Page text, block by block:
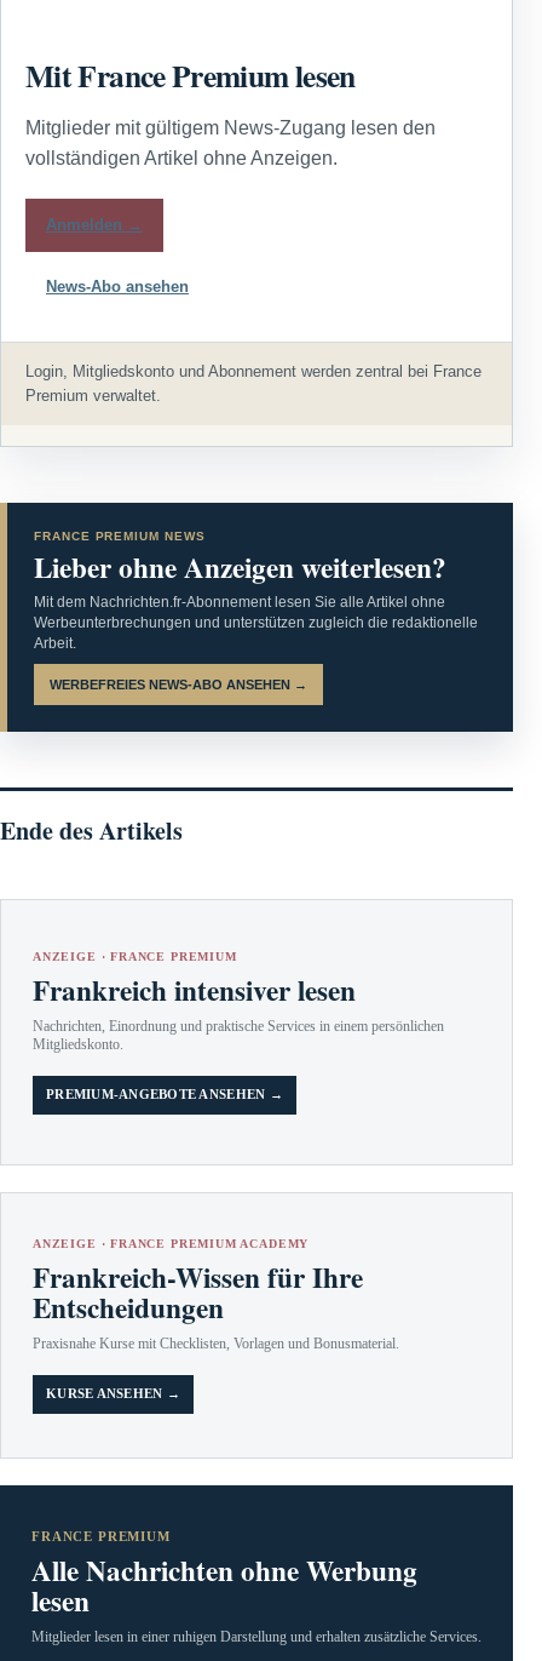
Mit France Premium lesen
Mitglieder mit gültigem News-Zugang lesen den
vollständigen Artikel ohne Anzeigen.
Anmelden →
News-Abo ansehen
Login, Mitgliedskonto und Abonnement werden zentral bei France
Premium verwaltet.
FRANCE PREMIUM NEWS
Lieber ohne Anzeigen weiterlesen?
Mit dem Nachrichten.fr-Abonnement lesen Sie alle Artikel ohne
Werbeunterbrechungen und unterstützen zugleich die redaktionelle
Arbeit.
WERBEFREIES NEWS-ABO ANSEHEN →
Ende des Artikels
ANZEIGE · FRANCE PREMIUM
Frankreich intensiver lesen
Nachrichten, Einordnung und praktische Services in einem persönlichen
Mitgliedskonto.
PREMIUM-ANGEBOTE ANSEHEN →
ANZEIGE · FRANCE PREMIUM ACADEMY
Frankreich-Wissen für Ihre
Entscheidungen
Praxisnahe Kurse mit Checklisten, Vorlagen und Bonusmaterial.
KURSE ANSEHEN →
FRANCE PREMIUM
Alle Nachrichten ohne Werbung
lesen
Mitglieder lesen in einer ruhigen Darstellung und erhalten zusätzliche Services.